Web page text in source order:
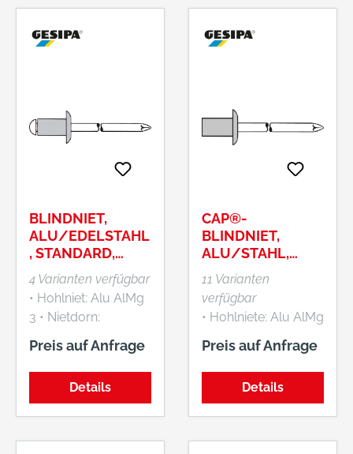
BLINDNIET,
ALU/EDELSTAHL
, STANDARD,
FLACHRUNDKOP
F
4 Varianten verfügbar
• Hohlniet: Alu AlMg
3 • Nietdorn:
Edelstahl A2-Nr.
1.4541
Preis auf Anfrage
Details
CAP®-
BLINDNIET,
ALU/STAHL,
STANDARD,
FLACHRUNDKOP
F
11 Varianten
verfügbar
• Hohlniete: Alu AlMg
phosphatiert
Preis auf Anfrage
Details